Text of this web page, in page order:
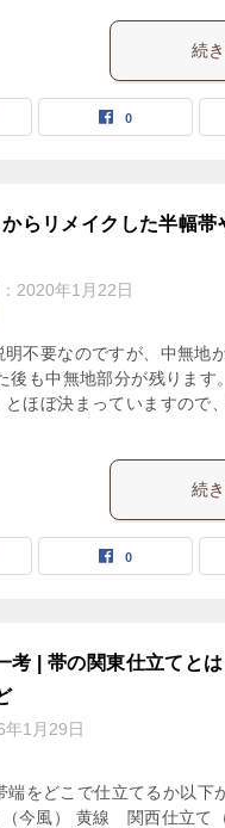
続
0
らリメイクした半幅帯
2020年1月22日
不要なのですが、中無地
後も中無地部分が残ります
ほぼ決まっていますので
続
0
考 | 帯の関東仕立てと
年1月29日
をどこで仕立てるか以下
今風） 黄線 関西仕立